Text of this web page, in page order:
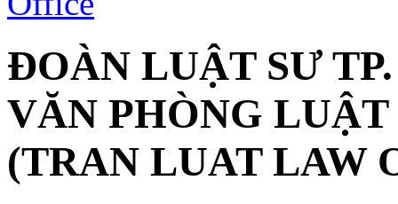
ĐOÀN LUẬT SƯ
VĂN PHÒNG
(TRAN LUAT LAW